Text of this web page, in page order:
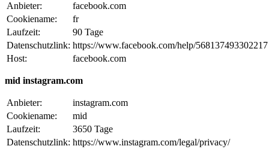
Anbieter:
facebook.com
Cookiename:
fr
Laufzeit:
90 Tage
Datenschutzlink: https://www.facebook.com/help/568137493302217
Host:
facebook.com
mid instagram.com
Anbieter:
instagram.com
Cookiename:
mid
Laufzeit:
3650 Tage
Datenschutzlink: https://www.instagram.com/legal/privacy/